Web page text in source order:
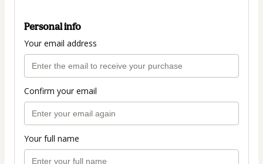
Personal info
Your email address
Confirm your email
Your full name